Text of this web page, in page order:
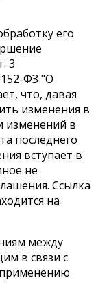
его
3
ФЗ "О
что, давая
изменения в
изменений в
последнего
вступает в
не
Ссылка
на
между
в связи с